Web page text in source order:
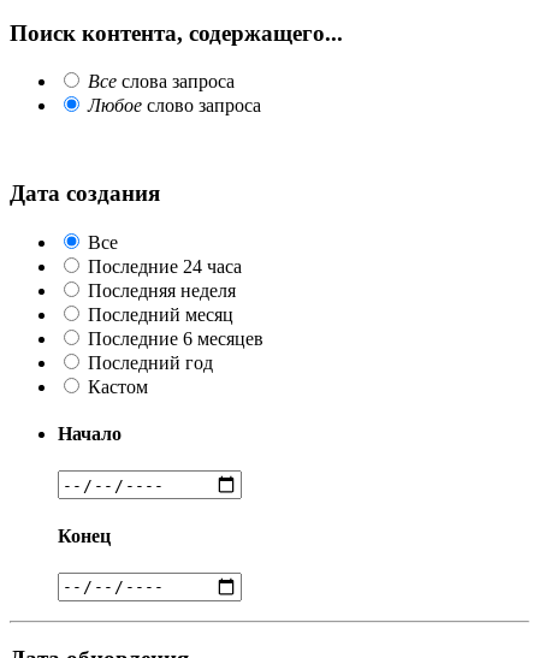
Поиск контента, содержащего...
Все слова запроса
Любое слово запроса
Дата создания
Все
Последние 24 часа
Последняя неделя
Последний месяц
Последние 6 месяцев
Последний год
Кастом
Начало
Конец